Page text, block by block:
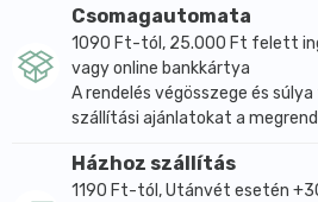
immunrendszer normál
sejtek oxidatív stresszel
vitamin szerepet játszik a
csökkentésében, a cink pedig
szellemi működés
bioflavonoidok és a csipkebogyó
eredetű összetevőként
Csomagautomata
1090 Ft-tól, 25.000 Ft felett
vagy online bankkártya
A rendelés végösszege és
szállítási ajánlatokat a
Házhoz szállítás
1190 Ft-tól, Utánvét esetén